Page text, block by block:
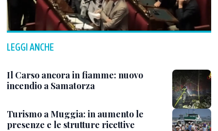
LEGGI ANCHE
Il Carso ancora in fiamme: nuovo
incendio a Samatorza
Turismo a Muggia: in aumento le
presenze e le strutture ricettive